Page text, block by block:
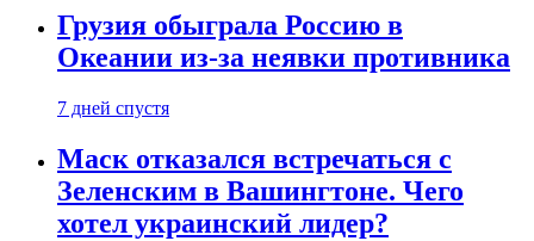
Грузия обыграла Россию в
Океании из-за неявки противника
7 дней спустя
Маск отказался встречаться с
Зеленским в Вашингтоне. Чего
хотел украинский лидер?